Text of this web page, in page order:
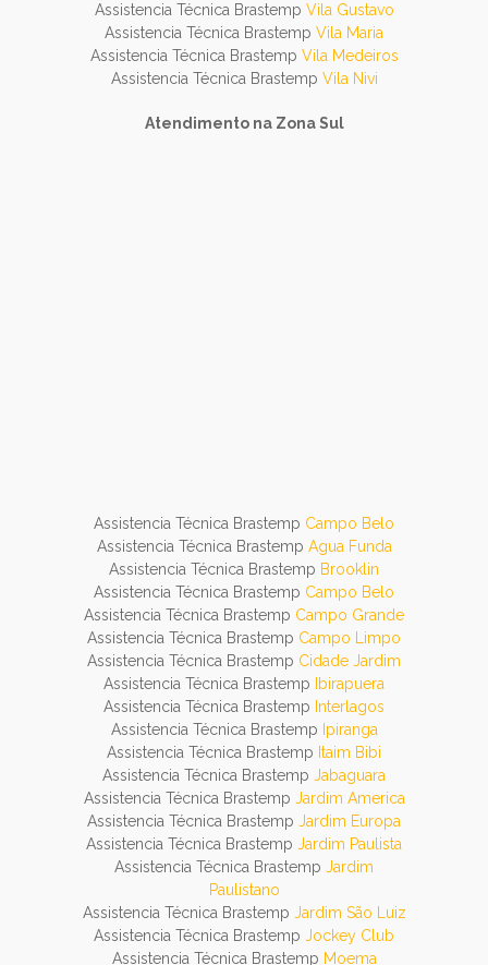
Assistencia Técnica Brastemp Vila Gustavo
Assistencia Técnica Brastemp Vila Maria
Assistencia Técnica Brastemp Vila Medeiros
Assistencia Técnica Brastemp Vila Nivi
Atendimento na Zona Sul
Assistencia Técnica Brastemp Campo Belo
Assistencia Técnica Brastemp Agua Funda
Assistencia Técnica Brastemp Brooklin
Assistencia Técnica Brastemp Campo Belo
Assistencia Técnica Brastemp Campo Grande
Assistencia Técnica Brastemp Campo Limpo
Assistencia Técnica Brastemp Cidade Jardim
Assistencia Técnica Brastemp
Ibirapuera
Assistencia Técnica Brastemp Interlagos
Assistencia Técnica Brastemp Ipiranga
Assistencia Técnica Brastemp Itaim Bibi
Assistencia Técnica Brastemp Jabaguara
Assistencia Técnica Brastemp Jardim America
Assistencia Técnica Brastemp Jardim Europa
Assistencia Técnica Brastemp Jardim Paulista
Assistencia Técnica Brastemp Jardim
Paulistano
Assistencia Técnica Brastemp Jardim São Luiz
Assistencia Técnica Brastemp Jockey Club
Assistencia Técnica Brastemp Moema